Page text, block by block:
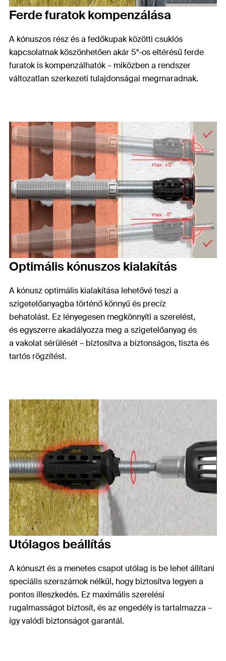
Ferde furatok kompenzálása
A kónuszos rész és a fedőkupak közötti csuklós
kapcsolatnak köszönhetően akár 5°-os eltérésű ferde
furatok is kompenzálhatók – miközben a rendszer
változatlan szerkezeti tulajdonságai megmaradnak.
Optimális kónuszos kialakítás
A kónusz optimális kialakítása lehetővé teszi a
szigetelőanyagba történő könnyű és precíz
behatolást. Ez lényegesen megkönnyíti a szerelést,
ésegyszerre akadályozza meg a szigetelőanyag és
a vakolat sérülését – biztosítva a biztonságos, tiszta és
tartós rögzítést.
Utólagos beállítás
A kónuszt és a menetes csapot utólag is be lehet állítani
speciális szerszámok nélkül, hogy biztosítva legyen a
pontos illeszkedés. Ez maximális szerelési
rugalmasságot biztosít, és az engedély is tartalmazza –
így valódi biztonságot garantál.